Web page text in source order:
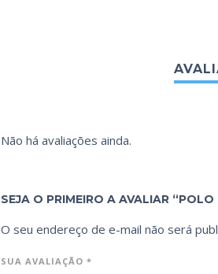
Não há avaliações ainda.
SEJA O PRIMEIRO A AVALIAR
O seu endereço de e-mail não será
SUA AVALIAÇÃO *